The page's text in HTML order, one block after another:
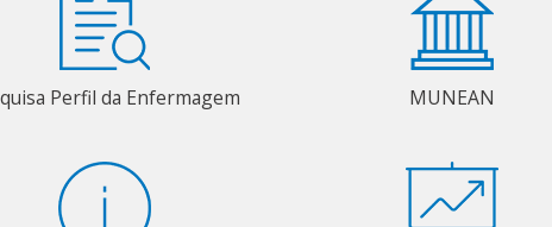
Perfil da Enfermagem MUNEAN